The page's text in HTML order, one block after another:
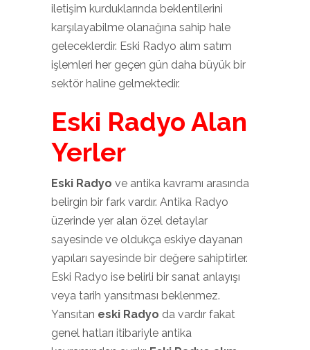
iletişim kurduklarında beklentilerini
karşılayabilme olanağına sahip hale
geleceklerdir. Eski Radyo alım satım
işlemleri her geçen gün daha büyük bir
sektör haline gelmektedir.
Eski Radyo Alan
Yerler
Eski Radyo ve antika kavramı arasında
belirgin bir fark vardır. Antika Radyo
üzerinde yer alan özel detaylar
sayesinde ve oldukça eskiye dayanan
yapıları sayesinde bir değere sahiptirler.
Eski Radyo ise belirli bir sanat anlayışı
veya tarih yansıtması beklenmez.
Yansıtan eski Radyo da vardır fakat
genel hatları itibariyle antika